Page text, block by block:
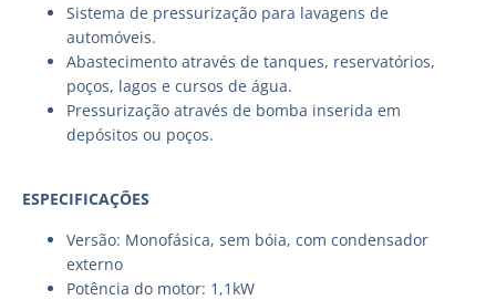
Sistema de pressurização para lavagens de
automóveis.
Abastecimento através de tanques, reservatórios,
poços, lagos e cursos de água.
Pressurização através de bomba inserida em
depósitos ou poços.
ESPECIFICAÇÕES
Versão: Monofásica, sem bóia, com condensador
externo
Potência do motor: 1,1kW